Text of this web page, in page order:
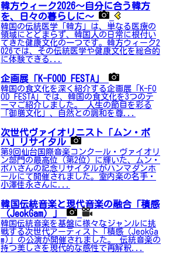
韓方ウィーク2026～自分に合う韓方
を、日々の暮らしに～
韓国の伝統医学「韓方」は、単なる医療の
領域にとどまらず、韓国人の日常に根付い
てきた健康文化の一つです。韓方ウィーク2
026では、その伝統医学や健康文化を総合的
に体験できる...
企画展「K-FOOD FESTA」
韓国の食文化を深く紹介する企画展「K-FO
OD FESTA」では、韓国の食文化を3つのテ
ーマご紹介しました。 人生の節目を彩る
「御膳文化」、自然との調和を尊...
次世代ヴァイオリニスト「ムン・ボ
ハ」リサイタル
第9回仙台国際音楽コンクール・ヴァイオリ
ン部門の最高位（第2位）に輝いた、ムン・
ボハさんの記念リサイタルがハンマダンホ
ールにて開催されました。室内楽の名手・
小澤佳永さんに...
韓国伝統音楽と現代音楽の融合「積感
（JeokGam）」
韓国伝統音楽を基盤に様々なジャンルに挑
戦する次世代アーティスト「積感（JeokGa
m)」の公演が開催されました。 伝統音楽の
持つ美しさを現代的な感性で再解釈...